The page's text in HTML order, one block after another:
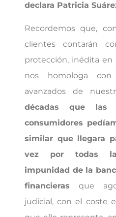
declara Patricia
Recordemos que,
clientes contarán
protección, inédita en
nos homologa
avanzados de
décadas que las
consumidores
similar que llegara
vez por todas
impunidad de la
financieras que
judicial, con el coste